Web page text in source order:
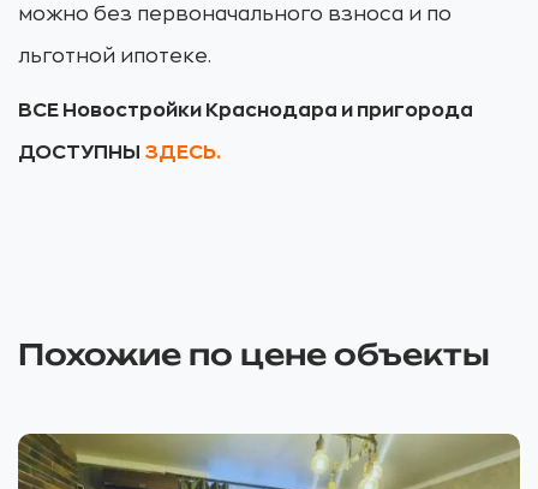
можно без первоначального взноса и по
льготной ипотеке.
ВСЕ Новостройки Краснодара и пригорода
ДОСТУПНЫ ЗДЕСЬ.
Похожие по цене объекты